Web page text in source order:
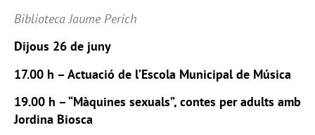
Biblioteca Jaume Perich
Dijous 26 de juny
17.00 h – Actuació de l’Escola Municipal de Música
19.00 h – “Màquines sexuals”, contes per adults amb
Jordina Biosca